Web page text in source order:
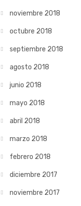
noviembre 2018
octubre 2018
septiembre 2018
agosto 2018
junio 2018
mayo 2018
abril 2018
marzo 2018
febrero 2018
diciembre 2017
noviembre 2017